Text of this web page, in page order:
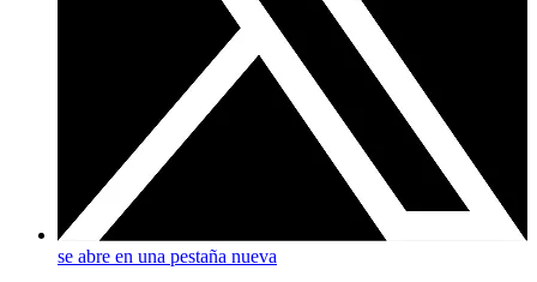
se abre en una pestaña nueva